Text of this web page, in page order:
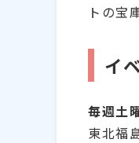
トの宝
イ
毎週土
東北福